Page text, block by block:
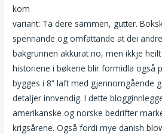
kom
variant: Ta dere sammen, gutter.
spennande og omfattande at dei
bakgrunnen akkurat no, men ikkje
historiene i bøkene blir formidla også
bygges i 8” laft med gjennomgående
detaljer innvendig. I dette
amerikanske og norske bedrifter
krigsårene. Også fordi mye danish